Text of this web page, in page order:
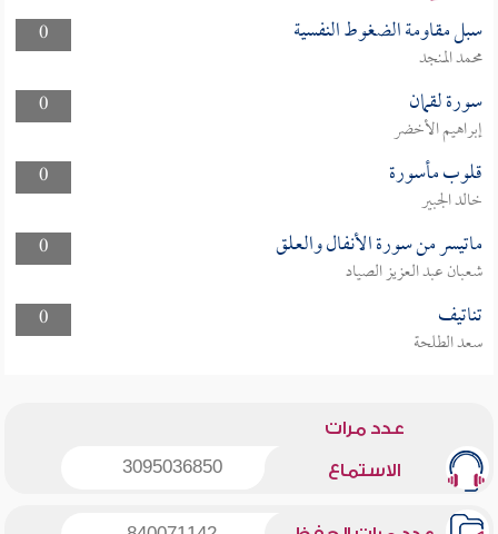
0 سبل مقاومة الضغوط النفسية
محمد المنجد
0
سورة لقمان
إبراهيم الأخضر
0
قلوب مأسورة
خالد الجبير
0
ماتيسر من سورة الأنفال والعلق
شعبان عبد العزيز الصياد
0
تناتيف
سعد الطلحة
عدد مرات
الاستماع 3095036850